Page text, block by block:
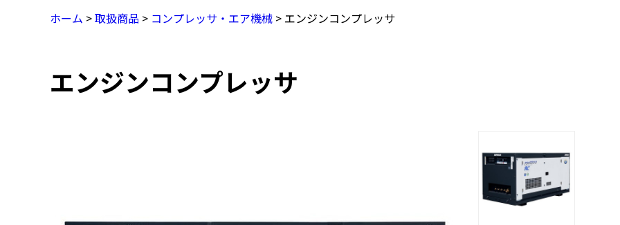
ホーム >取扱商品 > コンプレッサ・エア機械 > エンジンコンプレッサ
エンジンコンプレッサ